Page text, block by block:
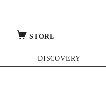
STORE
DISCOVERY